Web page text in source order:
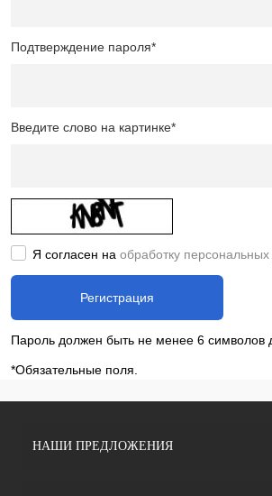
Подтверждение пароля*
Введите слово на картинке*
Я согласен на обработку персональных
Пароль должен быть не менее 6 символов
*Обязательные поля.
НАШИ ПРЕДЛОЖЕНИЯ